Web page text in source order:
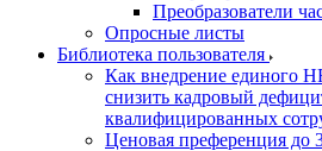
Преобразователи
Опросные листы
Библиотека пользователя
Как внедрение единого
снизить кадровый
квалифицированных
Ценовая преференция до